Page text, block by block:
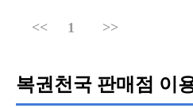
<< 1 >>
복권천국 판매점 이